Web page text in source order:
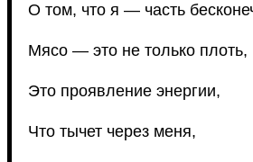
О том, что я — часть
Мясо — это не только плоть,
Это проявление энергии,
Что тычет через меня,